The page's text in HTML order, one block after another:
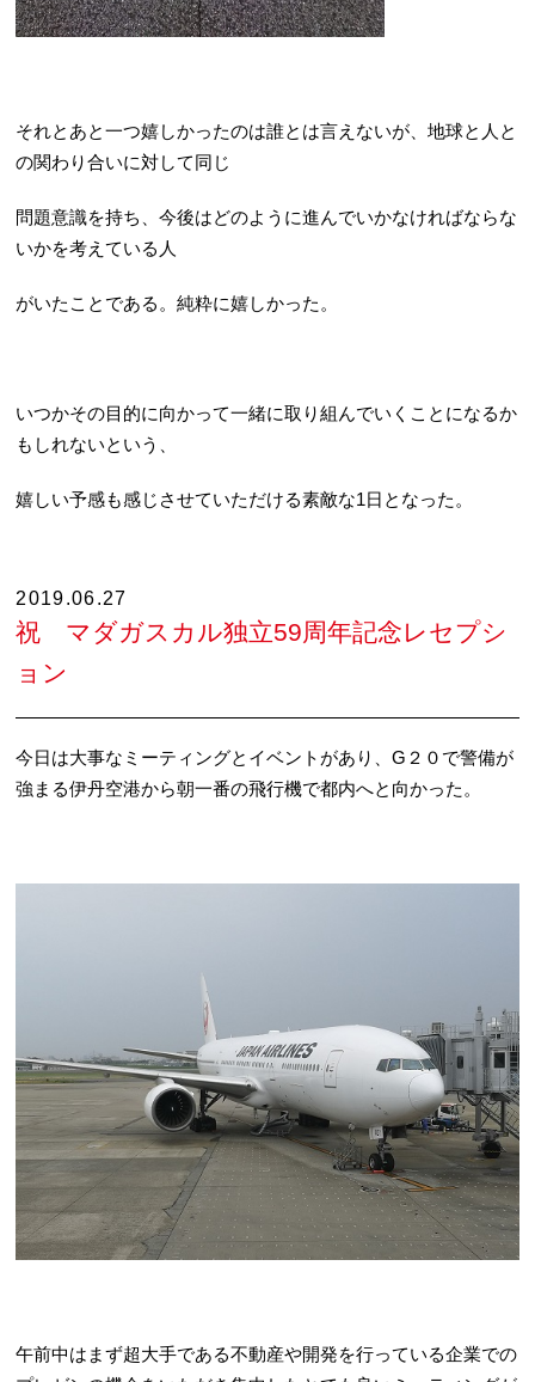
それとあと一つ嬉しかったのは誰とは言えないが、地球と人と
の関わり合いに対して同じ
問題意識を持ち、今後はどのように進んでいかなければならな
いかを考えている人
がいたことである。純粋に嬉しかった。
いつかその目的に向かって一緒に取り組んでいくことになるか
もしれないという、
嬉しい予感も感じさせていただける素敵な1日となった。
2019.06.27
祝 マダガスカル独立59周年記念レセプシ
ョン
今日は大事なミーティングとイベントがあり、G２０で警備が
強まる伊丹空港から朝一番の飛行機で都内へと向かった。
午前中はまず超大手である不動産や開発を行っている企業での